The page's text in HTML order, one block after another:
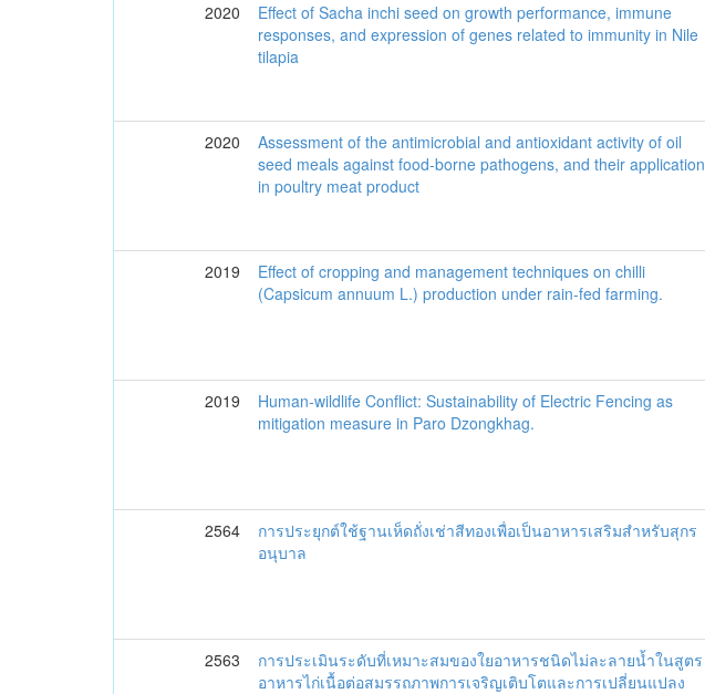
2020
Effect of Sacha inchi seed on growth performance, immune
responses, and expression of genes related to immunity in Nile
tilapia
2020
Assessment of the antimicrobial and antioxidant activity of oil
seed meals against food-borne pathogens, and their application
in poultry meat product
2019
Effect of cropping and management techniques on chilli
(Capsicum annuum L.) production under rain-fed farming.
2019
Human-wildlife Conflict: Sustainability of Electric Fencing as
mitigation measure in Paro Dzongkhag.
2564
การประยุกต์ใช้ฐานเห็ดถั่งเช่าสีทองเพื่อเป็นอาหารเสริมสำหรับสุกร
อนุบาล
2563
การประเมินระดับที่เหมาะสมของใยอาหารชนิดไม่ละลายน้ำในสูตร
อาหารไก่เนื้อต่อสมรรถภาพการเจริญเติบโตและการเปลี่ยนแปลง